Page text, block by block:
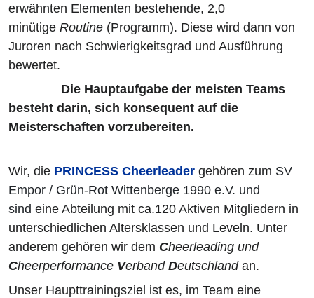
erwähnten Elementen bestehende, 2,0
minütige Routine (Programm). Diese wird dann von
Juroren nach Schwierigkeitsgrad und Ausführung
bewertet.
Die Hauptaufgabe der meisten Teams
besteht darin, sich konsequent auf die
Meisterschaften vorzubereiten.
Wir, die PRINCESS Cheerleader gehören zum SV
Empor / Grün-Rot Wittenberge 1990 e.V. und
sind eine Abteilung mit ca.120 Aktiven Mitgliedern in
unterschiedlichen Altersklassen und Leveln. Unter
anderem gehören wir dem Cheerleading und
Cheerperformance Verband Deutschlandan.
Unser Haupttrainingsziel ist es, im Team eine